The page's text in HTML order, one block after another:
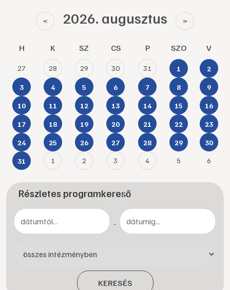
< 2026. augusztus >
H K SZ CS P SZO V
27 28 29 30 31 1 2
3 4 5 6 7 8 9
10 11 12 13 14 15 16
17 18 19 20 21 22 23
24 25 26 27 28 29 30
31 1 2 3 4 5 6
Részletes programkereső
-
KERESÉS